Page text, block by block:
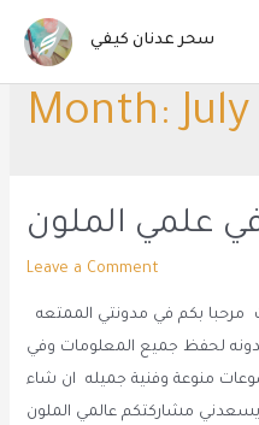
content
سحر عدنان كيفي
Month:
علمي الملون
Leave a Comment
اهلا وسهلا بالمبدعين والمبدعات مرحبا بكم في مدونتي الممتعه
لحفظ جميع المعلومات وفي
منوعة وفنية جميله ان شاء
مشاركتكم عالمي الملون